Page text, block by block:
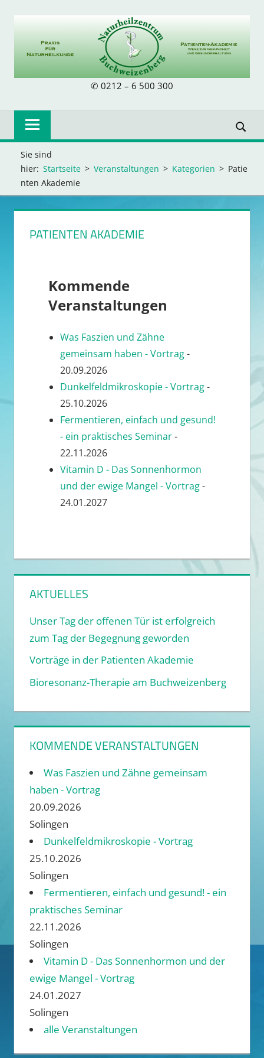
✆ 0212 – 6 500 300
Sie sind
hier: Startseite Veranstaltungen Kategorien
Patie
nten Akademie
PATIENTEN AKADEMIE
Kommende
Veranstaltungen
Was Faszien und Zähne
gemeinsam haben - Vortrag-
20.09.2026
Dunkelfeldmikroskopie - Vortrag-
25.10.2026
Fermentieren, einfach und gesund!
- ein praktisches Seminar-
22.11.2026
Vitamin D - Das Sonnenhormon
und der ewige Mangel - Vortrag-
24.01.2027
AKTUELLES
Unser Tag der offenen Tür ist erfolgreich
zum Tag der Begegnung geworden
Vorträge in der Patienten Akademie
Bioresonanz-Therapie am Buchweizenberg
KOMMENDE VERANSTALTUNGEN
Was Faszien und Zähne gemeinsam
haben - Vortrag
20.09.2026
Solingen
Dunkelfeldmikroskopie - Vortrag
25.10.2026
Solingen
Fermentieren, einfach und gesund! - ein
praktisches Seminar
22.11.2026
Solingen
Vitamin D - Das Sonnenhormon und der
ewige Mangel - Vortrag
24.01.2027
Solingen
alle Veranstaltungen